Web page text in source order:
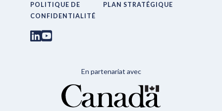
POLITIQUE DE
CONFIDENTIALITÉ
PLAN STRATÉGIQUE
En partenariat avec